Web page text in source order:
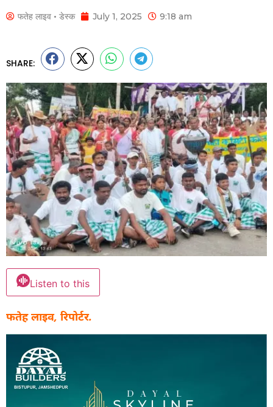
फतेह लाइव • डेस्क July 1, 2025 9:18 am
SHARE:
Listen to this
फतेह लाइव, रिपोर्टर.